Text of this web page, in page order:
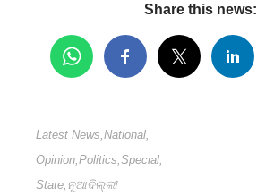
Share this news:
Latest News National
Opinion Politics Special
State ନୂଆଦିଲ୍ଲୀ